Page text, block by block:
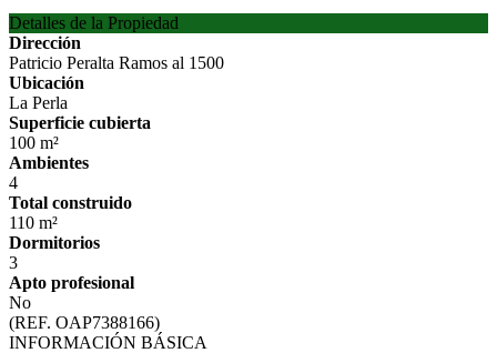
Detalles de la Propiedad
Dirección
Patricio Peralta Ramos al 1500
Ubicación
La Perla
Superficie cubierta
100 m²
Ambientes
4
Total construido
110 m²
Dormitorios
3
Apto profesional
No
(REF. OAP7388166)
INFORMACIÓN BÁSICA